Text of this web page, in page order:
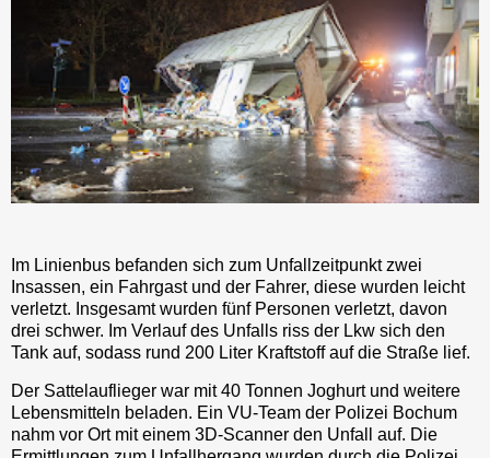
Im Linienbus befanden sich zum Unfallzeitpunkt zwei
Insassen, ein Fahrgast und der Fahrer, diese wurden leicht
verletzt. Insgesamt wurden fünf Personen verletzt, davon
drei schwer. Im Verlauf des Unfalls riss der Lkw sich den
Tank auf, sodass rund 200 Liter Kraftstoff auf die Straße lief.
Der Sattelauflieger war mit 40 Tonnen Joghurt und weitere
Lebensmitteln beladen. Ein VU-Team der Polizei Bochum
nahm vor Ort mit einem 3D-Scanner den Unfall auf. Die